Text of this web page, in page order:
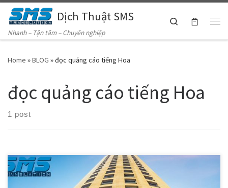
Skip to contentDịch Thuật SMS
Nhanh – Tận tâm – Chuyên nghiệp
Search
Home »BLOG »đọc quảng cáo tiếng Hoa
đọc quảng cáo tiếng Hoa
1 post